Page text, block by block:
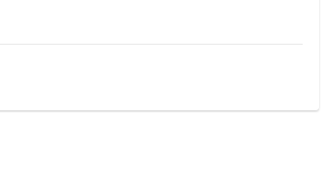
Polyester 26%, Cotton 18%, Polyamide